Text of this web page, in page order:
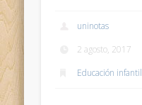
uninotas
2 agosto, 2017
Educación infantil